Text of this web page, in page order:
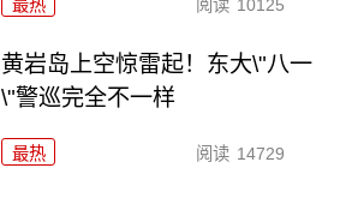
最热 阅读 10125
黄岩岛上空惊雷起！东大\"八一
\"警巡完全不一样
最热 阅读 14729